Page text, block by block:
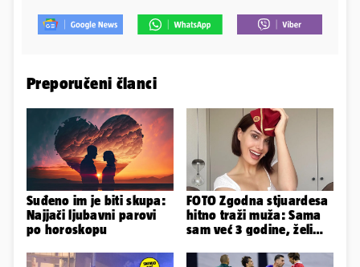
Preporučeni članci
Suđeno im je biti skupa:
Najjači ljubavni parovi
po horoskopu
FOTO Zgodna stjuardesa
hitno traži muža: Sama
sam već 3 godine, želim